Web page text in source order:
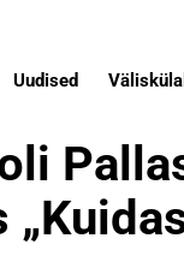
Uudised